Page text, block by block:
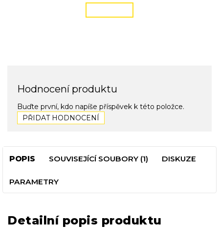
Hodnocení produktu
Buďte první, kdo napíše příspěvek k této položce.
PŘIDAT HODNOCENÍ
POPIS SOUVISEJÍCÍ SOUBORY (1) DISKUZE
PARAMETRY
Detailní popis produktu